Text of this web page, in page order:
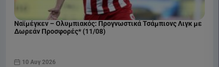
Ναϊμέγκεν – Ολυμπιακός: Προγνωστικά Τσάμπιονς Λιγκ με
Δωρεάν Προσφορές* (11/08)
10 Αυγ 2026